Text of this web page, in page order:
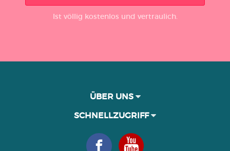
Ist völlig kostenlos und vertraulich.
ÜBER UNS
SCHNELLZUGRIFF